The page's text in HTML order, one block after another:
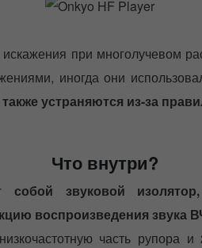
при многолучевом
иногда они
устраняются из-за
Что внутри?
собой звуковой
воспроизведения звука
часть рупора